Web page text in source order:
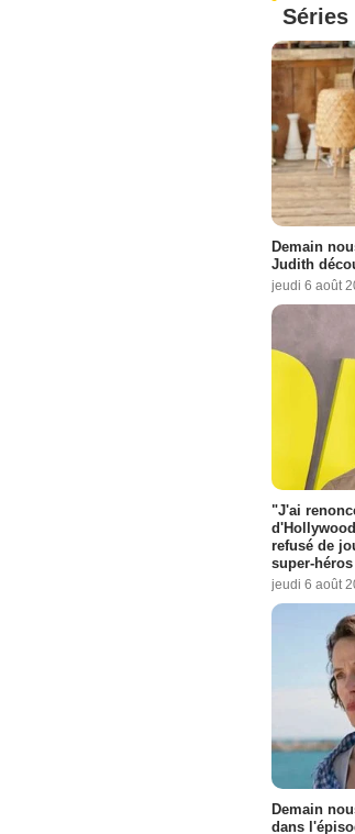
Séries
Demain
Judith
jeudi 6 août
"J'ai
refusé de
super-
jeudi 6 août
Demain
dans